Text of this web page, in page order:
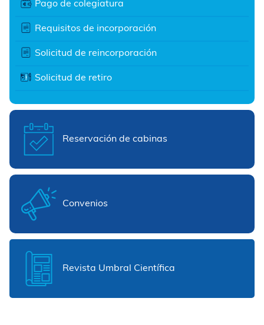
Pago de colegiatura
Requisitos de incorporación
Solicitud de reincorporación
Solicitud de retiro
Reservación de cabinas
Convenios
Revista Umbral Científica